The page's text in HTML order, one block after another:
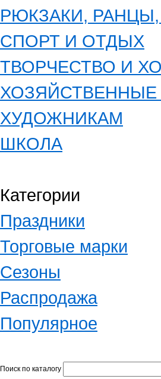
РЮКЗАКИ,
СПОРТ И ОТДЫХ
ТВОРЧЕСТВО И
ХОЗЯЙСТВЕННЫЕ
ХУДОЖНИКАМ
ШКОЛА
Категории
Праздники
Торговые марки
Сезоны
Распродажа
Популярное
Поиск по каталогу